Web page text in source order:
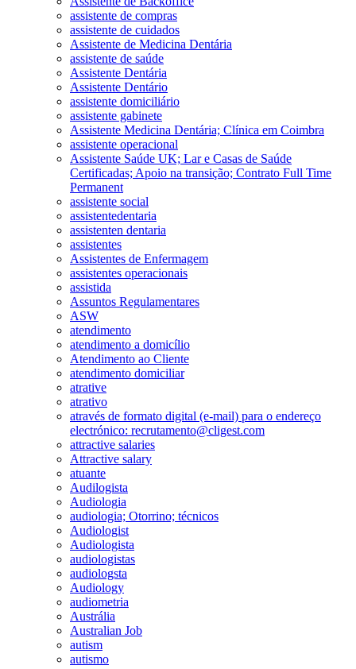
assistente de compras
assistente de cuidados
Assistente de Medicina Dentária
assistente de saúde
Assistente Dentária
Assistente Dentário
assistente domiciliário
assistente gabinete
Assistente Medicina Dentária; Clínica em Coimbra
assistente operacional
Assistente Saúde UK; Lar e Casas de Saúde
Certificadas; Apoio na transição; Contrato Full Time
Permanent
assistente social
assistentedentaria
assistenten dentaria
assistentes
Assistentes de Enfermagem
assistentes operacionais
assistida
Assuntos Regulamentares
ASW
atendimento
atendimento a domicílio
Atendimento ao Cliente
atendimento domiciliar
atrative
atrativo
através de formato digital (e-mail) para o endereço
electrónico: recrutamento@cligest.com
attractive salaries
Attractive salary
atuante
Audilogista
Audiologia
audiologia; Otorrino; técnicos
Audiologist
Audiologista
audiologistas
audiologsta
Audiology
audiometria
Austrália
Australian Job
autism
autismo